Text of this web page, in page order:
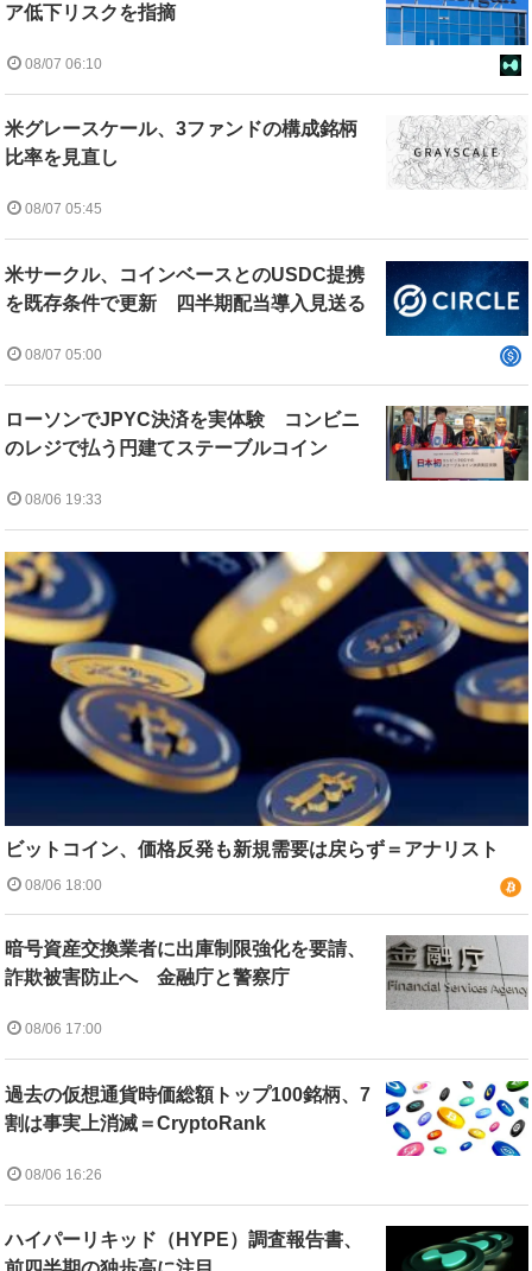
ア低下リスクを指摘
08/07 06:10
米グレースケール、3ファンドの構成銘柄
比率を見直し
08/07 05:45
米サークル、コインベースとのUSDC提携
を既存条件で更新 四半期配当導入見送る
08/07 05:00
ローソンでJPYC決済を実体験 コンビニ
のレジで払う円建てステーブルコイン
08/06 19:33
ビットコイン、価格反発も新規需要は戻らず＝アナリスト
08/06 18:00
暗号資産交換業者に出庫制限強化を要請、
詐欺被害防止へ 金融庁と警察庁
08/06 17:00
過去の仮想通貨時価総額トップ100銘柄、7
割は事実上消滅＝CryptoRank
08/06 16:26
ハイパーリキッド（HYPE）調査報告書、